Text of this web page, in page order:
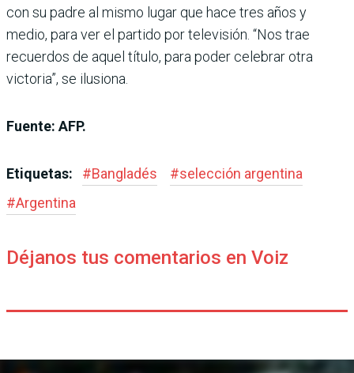
con su padre al mismo lugar que hace tres años y
medio, para ver el partido por televisión. “Nos trae
recuerdos de aquel título, para poder celebrar otra
victoria”, se ilusiona.
Fuente: AFP.
Etiquetas: #Bangladés #selección argentina
#Argentina
Déjanos tus comentarios en Voiz